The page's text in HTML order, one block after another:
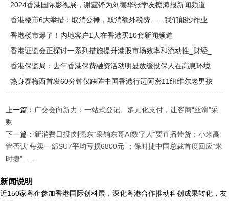
2024香港国际影视展，谢霆锋为刘德华张学友擦海报新闻频道
香港楼市6大举措：取消公摊，取消额外税费……我们能抄作业
吗？
香港楼市爆了！内地客户1人在香港买10套新闻频道
香港证监会正探讨一系列措施提升港股市场效率和流动性_财经_
香港保监局：去年香港保费融资活动明显放缓投保人在高息环境
下对保
热身赛梅西首发60分钟仅缺阵中国香港行迈阿密11纽维尔老男孩
上一篇： 广交会向新力：一站式登记、多元化支付，让客商“丝滑”采
购
下一篇： 新消费日报|刘强东“采销东哥AI数字人”要直播带货；小米高
管否认“每卖一部SU7平均亏损6800元”；保时捷中国总裁首度回应“米
时捷”……
新闻说明
近150家粤企参加香港国际创科展，深化粤港合作推动科创成果转化，友